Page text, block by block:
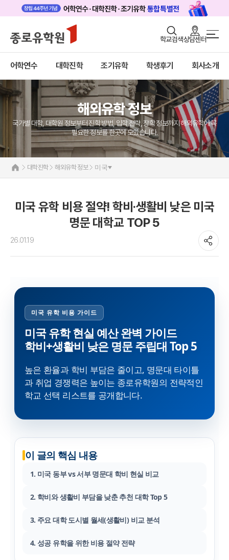
학교검색상담센터
어학연수 대학진학 조기유학 학생후기 회사소개
로그인 회원가입
어학연수
대학진학
조기/캠프
프로그램
학생후기
고객서비스
유학가이드
미국
캐나다
영국
호주
뉴질랜드
일본
네덜란드
해외유학 정보
미국
호주
뉴질랜드
해외유학 정보
국가별 대학, 대학원 정보부터 진학 방법, 입학 전략, 장학 정보까지 해외유학에 꼭
필요한 정보를 한곳에 모았습니다.
대학진학 해외유학 정보 미국
미국 유학 비용 절약! 학비·생활비 낮은 미국
명문 대학교 TOP 5
26.01.19
미국 유학 비용 가이드
미국 유학 현실 예산 완벽 가이드
학비+생활비 낮은 명문 주립대 Top 5
높은 환율과 학비 부담은 줄이고, 명문대 타이틀
과 취업 경쟁력은 높이는 종로유학원의 전략적인
학교 선택 리스트를 공개합니다.
이 글의 핵심 내용
1. 미국 동부 vs 서부 명문대 학비 현실 비교
2. 학비와 생활비 부담을 낮춘 추천 대학 Top 5
3. 주요 대학 도시별 월세(생활비) 비교 분석
4. 성공 유학을 위한 비용 절약 전략